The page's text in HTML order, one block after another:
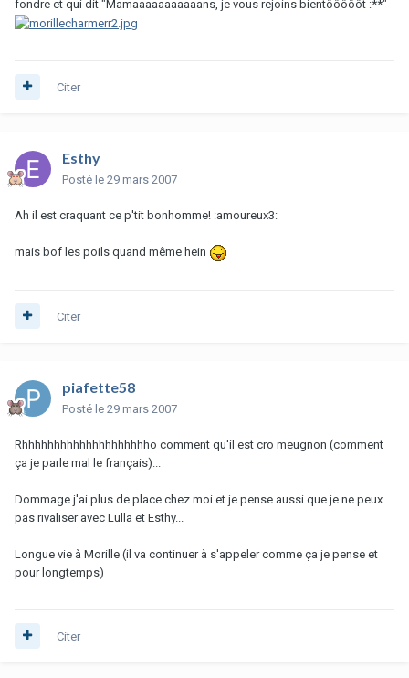
fondre et qui dit "Mamaaaaaaaaaaans, je vous rejoins bientôôôôôt :**"
Citer
Esthy
Posté le 29 mars 2007
Ah il est craquant ce p'tit bonhomme! :amoureux3:
mais bof les poils quand même hein
Citer
piafette58
Posté le 29 mars 2007
Rhhhhhhhhhhhhhhhhhhhho comment qu'il est cro meugnon (comment
ça je parle mal le français)...
Dommage j'ai plus de place chez moi et je pense aussi que je ne peux
pas rivaliser avec Lulla et Esthy...
Longue vie à Morille (il va continuer à s'appeler comme ça je pense et
pour longtemps)
Citer